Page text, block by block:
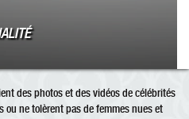
des photos et des vidéos de célébrités
ou ne tolèrent pas de femmes nues et